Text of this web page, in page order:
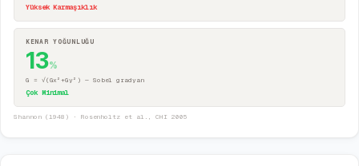
Yüksek Karmaşıklık
KENAR YOĞUNLUĞU
13%
G = √(Gx²+Gy²) — Sobel gradyan
Çok Minimal
Shannon (1948) · Rosenholtz et al., CHI 2005